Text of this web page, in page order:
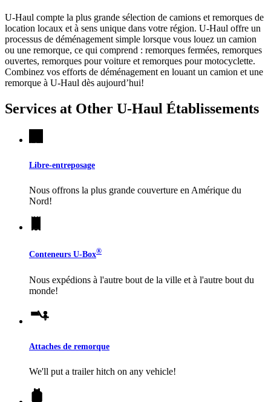
U-Haul compte la plus grande sélection de camions et remorques de
location locaux et à sens unique dans votre région. U-Haul offre un
processus de déménagement simple lorsque vous louez un camion
ou une remorque, ce qui comprend : remorques fermées, remorques
ouvertes, remorques pour voiture et remorques pour motocyclette.
Combinez vos efforts de déménagement en louant un camion et une
remorque à U-Haul dès aujourd’hui!
Services at Other U-Haul Établissements
Libre-entreposage
Nous offrons la plus grande couverture en Amérique du
Nord!
Conteneurs U-Box®
Nous expédions à l'autre bout de la ville et à l'autre bout du
monde!
Attaches de remorque
We'll put a trailer hitch on any vehicle!